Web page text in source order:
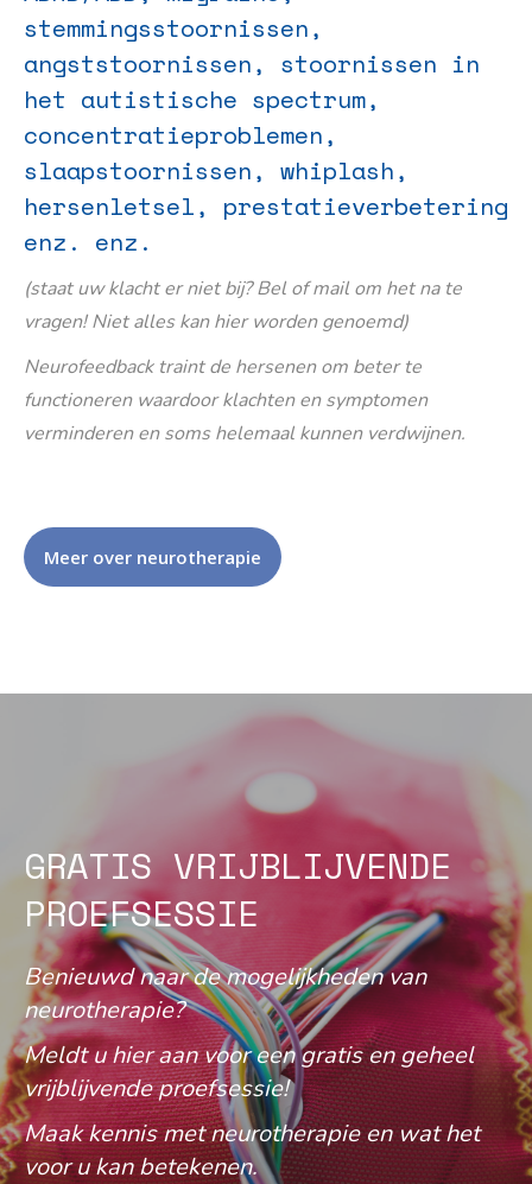
stemmingsstoornissen,
angststoornissen, stoornissen in
het autistische spectrum,
concentratieproblemen,
slaapstoornissen, whiplash,
hersenletsel, prestatieverbetering
enz. enz.
(staat uw klacht er niet bij? Bel of mail om het na te
vragen! Niet alles kan hier worden genoemd)
Neurofeedback traint de hersenen om beter te
functioneren waardoor klachten en symptomen
verminderen en soms helemaal kunnen verdwijnen.
Meer over neurotherapie
GRATIS VRIJBLIJVENDE
PROEFSESSIE
Benieuwd naar de mogelijkheden van
neurotherapie?
Meldt u hier aan voor een gratis en geheel
vrijblijvende proefsessie!
Maak kennis met neurotherapie en wat het
voor u kan betekenen.